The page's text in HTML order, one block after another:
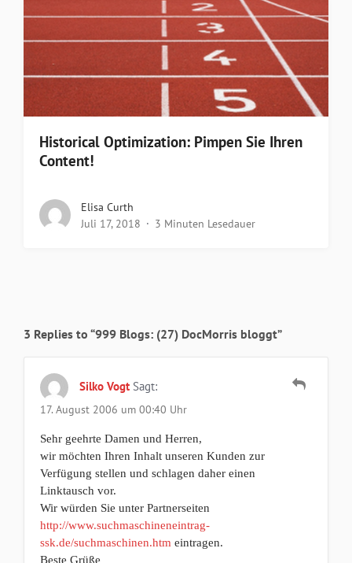
Historical Optimization: Pimpen Sie Ihren
Content!
Elisa Curth
Juli 17, 2018
3 Minuten Lesedauer
3 Replies to “999 Blogs: (27) DocMorris bloggt”
Silko Vogt Sagt:
17. August 2006 um 00:40 Uhr
Sehr geehrte Damen und Herren,
wir möchten Ihren Inhalt unseren Kunden zur
Verfügung stellen und schlagen daher einen
Linktausch vor.
Wir würden Sie unter Partnerseiten
http://www.suchmaschineneintrag-
ssk.de/suchmaschinen.htm eintragen.
Beste Grüße